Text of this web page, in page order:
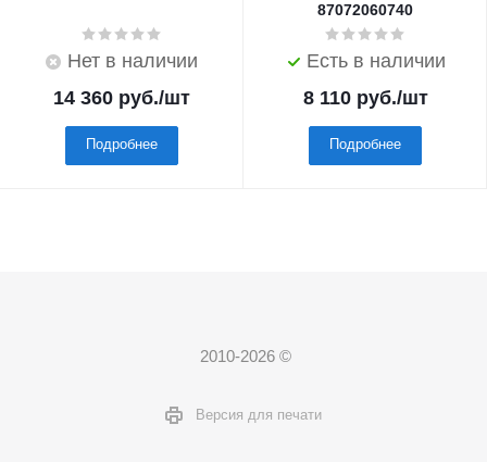
Нет в наличии
14 360 руб./шт
Подробнее
87072060740
Есть в наличии
8 110руб./шт
Подробнее
2010-2026 ©
Версия для печати